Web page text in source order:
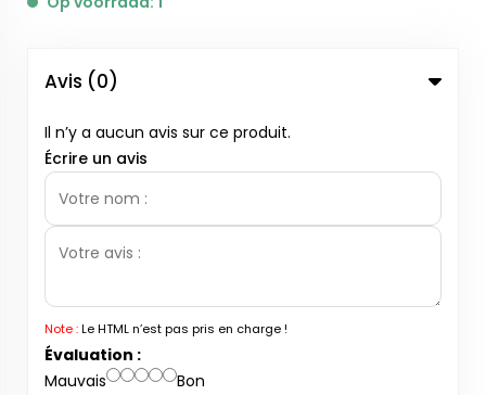
Avis (0)
Il n’y a aucun avis sur ce produit.
Écrire un avis
Note :Le HTML n’est pas pris en charge !
Évaluation :
Mauvais
Bon